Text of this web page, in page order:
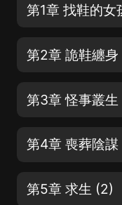
第1章 找鞋的女
第2章 詭鞋纏身
第3章 怪事叢生
第4章 喪葬陰謀
第5章 求生 (2)